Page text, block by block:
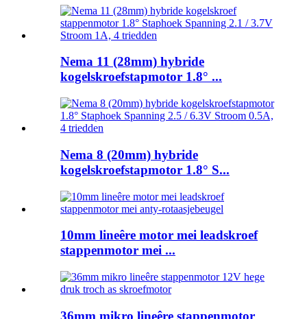
Nema 11 (28mm) hybride
kogelskroefstapmotor 1.8° ...
Nema 8 (20mm) hybride
kogelskroefstapmotor 1.8° S...
10mm lineêre motor mei leadskroef
stappenmotor mei ...
36mm mikro lineêre stappenmotor